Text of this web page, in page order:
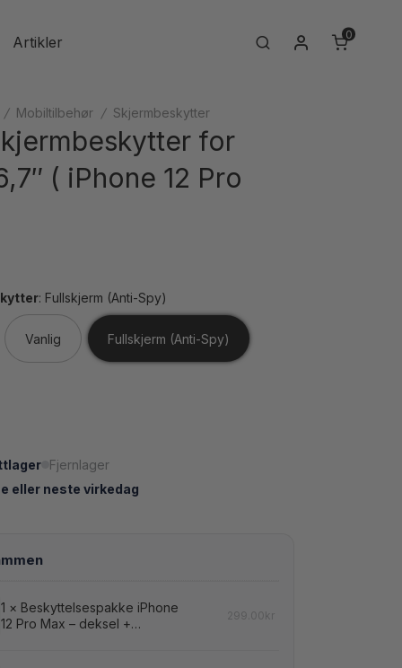
Artikler Search Min konto
0
/ Mobiltilbehør / Skjermbeskytter
for
( iPhone 12 Pro
: Fullskjerm (Anti-Spy)
Vanlig Fullskjerm (Anti-Spy)
Fjernlager
eller neste virkedag
1 × Beskyttelsespakke iPhone
12 Pro Max – deksel +
299.00 kr